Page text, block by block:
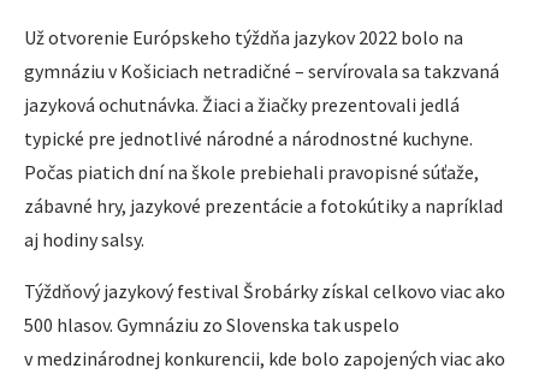
Už otvorenie Európskeho týždňa jazykov 2022 bolo na
gymnáziu v Košiciach netradičné – servírovala sa takzvaná
jazyková ochutnávka. Žiaci a žiačky prezentovali jedlá
typické pre jednotlivé národné a národnostné kuchyne.
Počas piatich dní na škole prebiehali pravopisné súťaže,
zábavné hry, jazykové prezentácie a fotokútiky a napríklad
aj hodiny salsy.
Týždňový jazykový festival Šrobárky získal celkovo viac ako
500 hlasov. Gymnáziu zo Slovenska tak uspelo
v medzinárodnej konkurencii, kde bolo zapojených viac ako